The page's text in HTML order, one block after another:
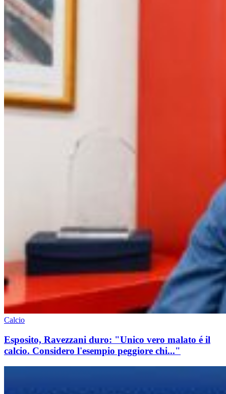
Calcio
Esposito, Ravezzani duro: "Unico vero malato é il
calcio. Considero l'esempio peggiore chi..."